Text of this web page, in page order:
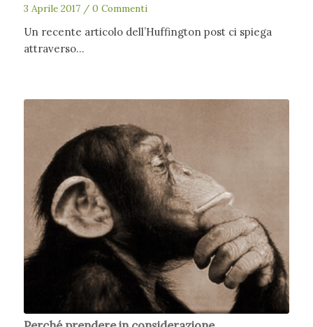
3 Aprile 2017 / 0 Commenti
Un recente articolo dell’Huffington post ci spiega
attraverso…